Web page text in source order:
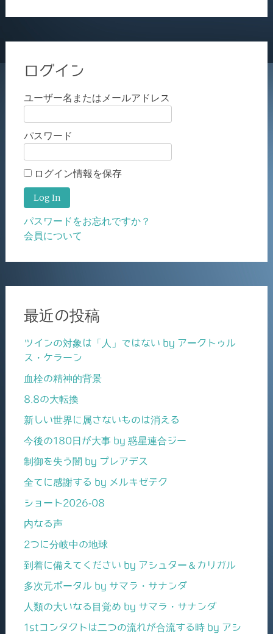
ログイン
ユーザー名またはメールアドレス
パスワード
ログイン情報を保存
パスワードをお忘れですか？
会員について
最近の投稿
ツインの対象は「人」ではない by アークトゥル
ス・ケラーン
血栓の精神的背景
8.8の大転換
新しい世界に属さないものは消える
今後の180日が大事 by 惑星連合ジー
制御を失う闇 by プレアデス
全てに感謝する by メルキゼデク
ショート2026-08
内なる声
2つに分岐中の地球
到着に備えてください by アシュター＆カリガル
多次元ポータル by サマラ・サナンダ
人類の大いなる目覚め by サマラ・サナンダ
1stコンタクトは二つの流れが合流する時 by アシ